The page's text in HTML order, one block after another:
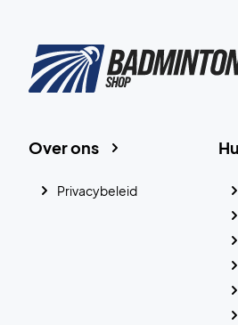
Over ons
Privacybeleid